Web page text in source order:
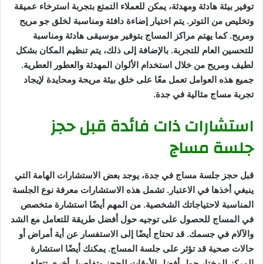
توفير بيئة هادئة ومهدئة، يمكن للعملاء التمتع بتجربة استرخاء عميقة
وتخليص من التوتر. يتم اختيار إضاءة دافئة ومناسبة لخلق جو مريح
ومريح. كما يهتم مراكز المساج بتوفير موسيقى هادئة ومناسبة
للتحسين العام للتجربة. بالإضافة إلى ذلك، يتم تنظيم المكان بشكل
لطيف ومريح من خلال استخدام الألوان المهدئة والعطور العطرية.
جميع هذه العوامل تعمل معًا على خلق بيئة مريحة ومحايدة لإيجاد
تجربة مساج مثالية في جدة.
استشارات ذات فائدة قبل حجز
جلسة مساج
قبل حجز جلسة مساج في جدة، يوجد بعض الاستشارات الهامة التي
ينبغي أخذها في الاعتبار. تشمل هذه الاستشارات معرفة نوع الجلسة
المناسبة لاحتياجاتك الشخصية. من المهم أيضًا استشارة متخصص
في المساج للحصول على توجيه حول أفضل طريقة للتعامل مع الشد
والآلام في جسمك. قد تحتاج أيضًا إلى الاستفسار عن أية أمراض أو
حالات صحية قد تؤثر على جلسة المساج. يمكنك أيضًا استشارة